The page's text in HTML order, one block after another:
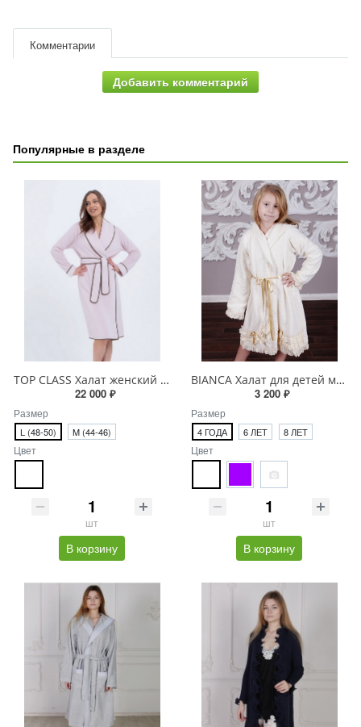
Комментарии
Добавить комментарий
Популярные в разделе
TOP CLASS Халат женский махровый
22 000 ₽
Размер
L (48-50) M (44-46)
Цвет
шт
В корзину
BIANCA Халат для детей махровый
3 200 ₽
Размер
4 ГОДА 6 ЛЕТ 8 ЛЕТ
Цвет
шт
В корзину